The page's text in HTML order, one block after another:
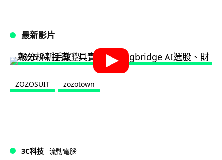
最新影片
ZOZOSUIT zozotown
3C科技 流動電腦